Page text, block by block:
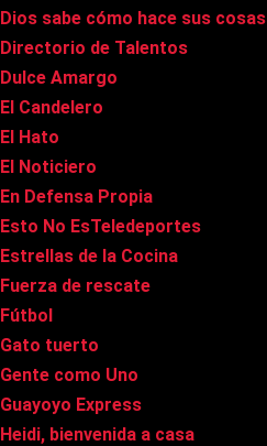
Dios sabe cómo hace sus cosas
Directorio de Talentos
Dulce Amargo
El Candelero
El Hato
El Noticiero
En Defensa Propia
Esto No EsTeledeportes
Estrellas de la Cocina
Fuerza de rescate
Fútbol
Gato tuerto
Gente como Uno
Guayoyo Express
Heidi, bienvenida a casa